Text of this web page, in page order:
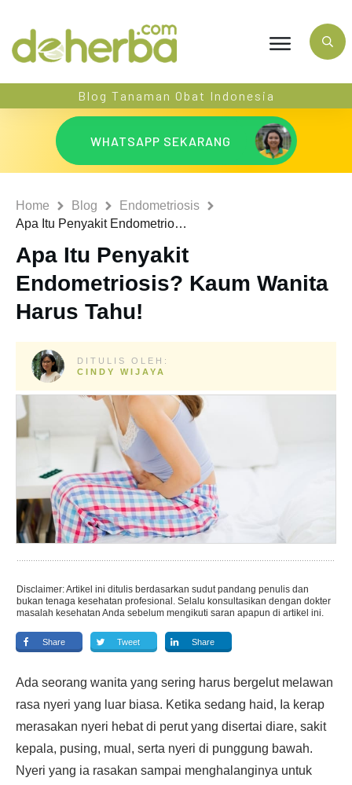
Blog Tanaman Obat Indonesia
WHATSAPP SEKARANG
Home Blog
Endometriosis
Apa Itu Penyakit Endometriosis? Kaum Wanita Harus Tahu!
Apa Itu Penyakit
Endometriosis? Kaum Wanita
Harus Tahu!
DITULIS OLEH:
CINDY WIJAYA
Disclaimer: Artikel ini ditulis berdasarkan sudut pandang penulis dan
bukan tenaga kesehatan profesional. Selalu konsultasikan dengan dokter
masalah kesehatan Anda sebelum mengikuti saran apapun di artikel ini.
Share Tweet Share
Ada seorang wanita yang sering harus bergelut melawan
rasa nyeri yang luar biasa. Ketika sedang haid, Ia kerap
merasakan nyeri hebat di perut yang disertai diare, sakit
kepala, pusing, mual, serta nyeri di punggung bawah.
Nyeri yang ia rasakan sampai menghalanginya untuk